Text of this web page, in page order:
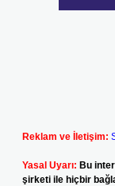
Reklam ve İletişim:
Yasal Uyarı: Bu
şirketi ile hiçbir